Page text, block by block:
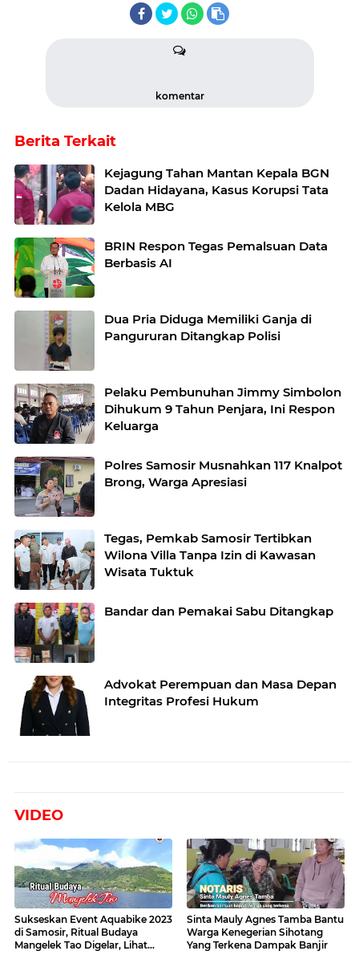
komentar
Berita Terkait
Kejagung Tahan Mantan Kepala BGN
Dadan Hidayana, Kasus Korupsi Tata
Kelola MBG
BRIN Respon Tegas Pemalsuan Data
Berbasis AI
Dua Pria Diduga Memiliki Ganja di
Pangururan Ditangkap Polisi
Pelaku Pembunuhan Jimmy Simbolon
Dihukum 9 Tahun Penjara, Ini Respon
Keluarga
Polres Samosir Musnahkan 117 Knalpot
Brong, Warga Apresiasi
Tegas, Pemkab Samosir Tertibkan
Wilona Villa Tanpa Izin di Kawasan
Wisata Tuktuk
Bandar dan Pemakai Sabu Ditangkap
Advokat Perempuan dan Masa Depan
Integritas Profesi Hukum
VIDEO
Sukseskan Event Aquabike 2023
di Samosir, Ritual Budaya
Mangelek Tao Digelar, Lihat
Sinta Mauly Agnes Tamba Bantu
Warga Kenegerian Sihotang
Yang Terkena Dampak Banjir